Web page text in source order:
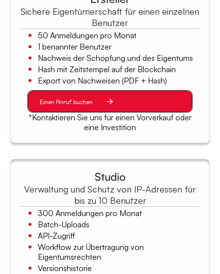
Sichere Eigentümerschaft für einen einzelnen
Benutzer
50 Anmeldungen pro Monat
1 benannter Benutzer
Nachweis der Schöpfung und des Eigentums
Hash mit Zeitstempel auf der Blockchain
Export von Nachweisen (PDF + Hash)
Einen Anruf buchen
*Kontaktieren Sie uns für einen Vorverkauf oder
eine Investition
Studio
Verwaltung und Schutz von IP-Adressen für
bis zu 10 Benutzer
300 Anmeldungen pro Monat
Batch-Uploads
API-Zugriff
Workflow zur Übertragung von
Eigentumsrechten
Versionshistorie